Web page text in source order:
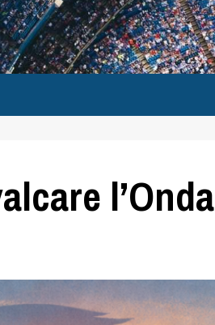
l’Onda